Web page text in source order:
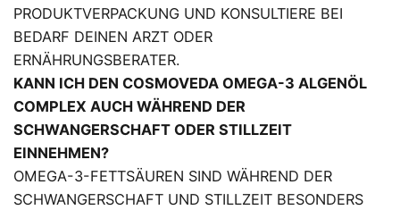
PRODUKTVERPACKUNG UND KONSULTIERE BEI
BEDARF DEINEN ARZT ODER
ERNÄHRUNGSBERATER.
KANN ICH DEN COSMOVEDA OMEGA-3 ALGENÖL
COMPLEX AUCH WÄHREND DER
SCHWANGERSCHAFT ODER STILLZEIT
EINNEHMEN?
OMEGA-3-FETTSÄUREN SIND WÄHREND DER
SCHWANGERSCHAFT UND STILLZEIT BESONDERS